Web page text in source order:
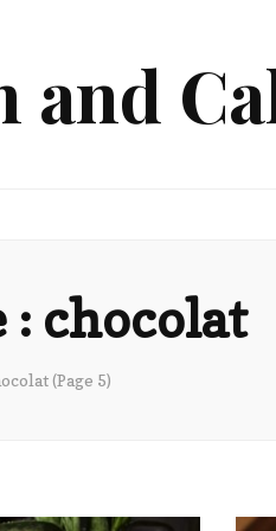
and
: chocolat
(Page 5)